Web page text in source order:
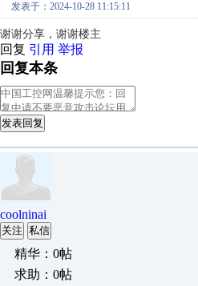
发表于：2024-10-28 11:15:11
谢谢分享，谢谢楼主
回复 引用 举报
回复本条
发表回复
coolninai
关注 私信
精华：0帖
求助：0帖